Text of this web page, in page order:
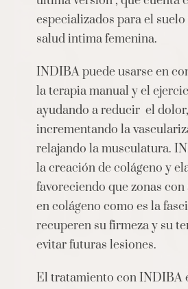
especializados para el
salud intima femenina.
INDIBA puede usarse en
la terapia manual y el
ayudando a reducir el dolor,
incrementando la
relajando la musculatura.
la creación de colágeno y
favoreciendo que zonas
en colágeno como es la
recuperen su firmeza y su
evitar futuras lesiones.
El tratamiento con INDIBA